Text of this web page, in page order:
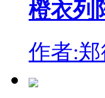
橙衣列
作者: